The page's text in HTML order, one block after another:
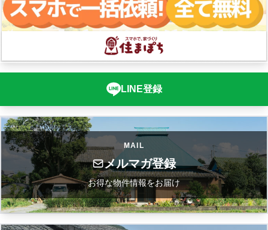
LINE登録
MAIL
メルマガ登録
お得な物件情報をお届け